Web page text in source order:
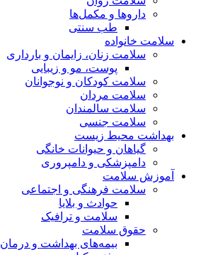
داروها و مکمل‌ها
طب سنتی
سلامت خانواده
سلامت زنان، زایمان و بارداری
پوست، مو و زیبایی
سلامت کودکان و نوجوانان
سلامت مردان
سلامت سالمندان
سلامت جنسی
بهداشت محیط زیست
گیاهان و حیوانات خانگی
دامپزشکی و دامپروری
آموزش سلامت
سلامت فرهنگی و اجتماعی
حوادث و بلایا
سلامت و ترافیک
حقوق سلامت
بیمه‌های بهداشت و درمان